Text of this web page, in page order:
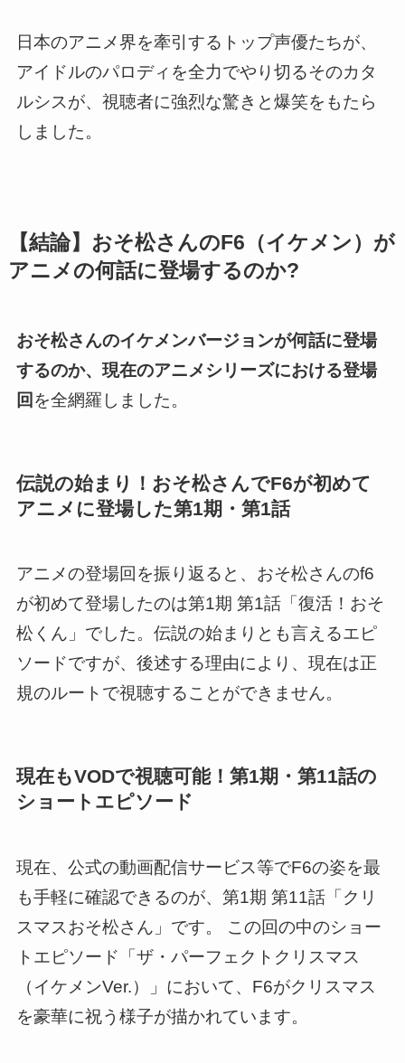
日本のアニメ界を牽引するトップ声優たちが、
アイドルのパロディを全力でやり切るそのカタ
ルシスが、視聴者に強烈な驚きと爆笑をもたら
しました。
【結論】おそ松さんのF6（イケメン）が
アニメの何話に登場するのか?
おそ松さんのイケメンバージョンが何話に登場
するのか、現在のアニメシリーズにおける登場
回 を全網羅しました。
伝説の始まり！おそ松さんでF6が初めて
アニメに登場した第1期・第1話
アニメの登場回を振り返ると、おそ松さんのf6
が初めて登場したのは第1期 第1話「復活！おそ
松くん」でした。伝説の始まりとも言えるエピ
ソードですが、後述する理由により、現在は正
規のルートで視聴することができません。
現在もVODで視聴可能！第1期・第11話の
ショートエピソード
現在、公式の動画配信サービス等でF6の姿を最
も手軽に確認できるのが、第1期 第11話「クリ
スマスおそ松さん」です。 この回の中のショー
トエピソード「ザ・パーフェクトクリスマス
（イケメンVer.）」において、F6がクリスマス
を豪華に祝う様子が描かれています。